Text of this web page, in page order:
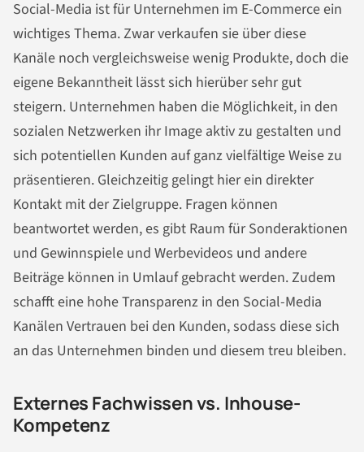
Social-Media ist für Unternehmen im E-Commerce ein
wichtiges Thema. Zwar verkaufen sie über diese
Kanäle noch vergleichsweise wenig Produkte, doch die
eigene Bekanntheit lässt sich hierüber sehr gut
steigern. Unternehmen haben die Möglichkeit, in den
sozialen Netzwerken ihr Image aktiv zu gestalten und
sich potentiellen Kunden auf ganz vielfältige Weise zu
präsentieren. Gleichzeitig gelingt hier ein direkter
Kontakt mit der Zielgruppe. Fragen können
beantwortet werden, es gibt Raum für Sonderaktionen
und Gewinnspiele und Werbevideos und andere
Beiträge können in Umlauf gebracht werden. Zudem
schafft eine hohe Transparenz in den Social-Media
Kanälen Vertrauen bei den Kunden, sodass diese sich
an das Unternehmen binden und diesem treu bleiben.
Externes Fachwissen vs. Inhouse-
Kompetenz